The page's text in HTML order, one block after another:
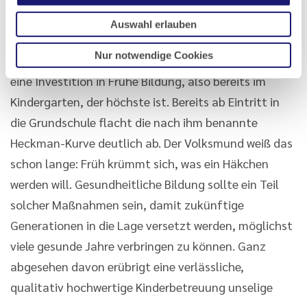
Auswahl erlauben
Nur notwendige Cookies
früher, nämlich in die frühkindliche Bildung. Der
Ökonom und Nobelpreisträger James Heckman
konnte nachweisen, dass der Return on Invest auf
eine Investition in Frühe Bildung, also bereits im
Kindergarten, der höchste ist. Bereits ab Eintritt in
die Grundschule flacht die nach ihm benannte
Heckman-Kurve deutlich ab. Der Volksmund weiß das
schon lange: Früh krümmt sich, was ein Häkchen
werden will. Gesundheitliche Bildung sollte ein Teil
solcher Maßnahmen sein, damit zukünftige
Generationen in die Lage versetzt werden, möglichst
viele gesunde Jahre verbringen zu können. Ganz
abgesehen davon erübrigt eine verlässliche,
qualitativ hochwertige Kinderbetreuung unselige